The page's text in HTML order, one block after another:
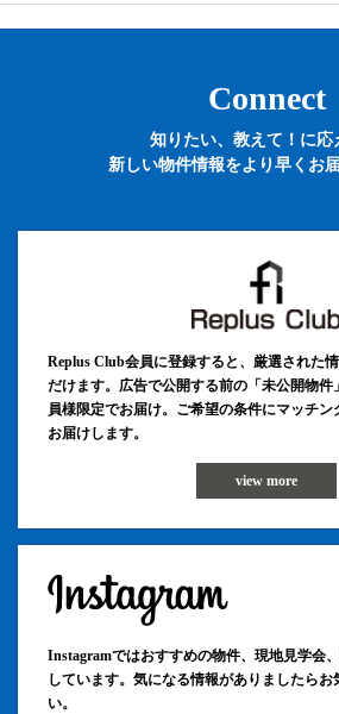
Connect
知りたい、教えて！に応
新しい物件情報をより早くお
Replus Club会員に登録すると、厳選された
だけます。広告で公開する前の「未公開物件
員様限定でお届け。ご希望の条件にマッチ
お届けします。
view more
Instagramではおすすめの物件、現地見学会
しています。気になる情報がありましたらお
い。